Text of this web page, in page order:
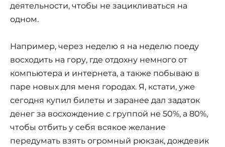
деятельности, чтобы не зацикливаться на
одном.
Например, через неделю я на неделю поеду
восходить на гору, где отдохну немного от
компьютера и интернета, а также побываю в
паре новых для меня городах. Я, кстати, уже
сегодня купил билеты и заранее дал задаток
денег за восхождение с группой не 50%, а 80%,
чтобы отбить у себя всякое желание
передумать взять огромный рюкзак, дождевик